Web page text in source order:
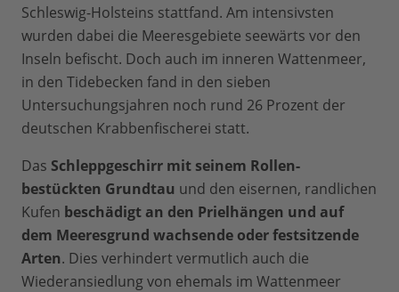
Schleswig-Holsteins stattfand. Am intensivsten
wurden dabei die Meeresgebiete seewärts vor den
Inseln befischt. Doch auch im inneren Wattenmeer,
in den Tidebecken fand in den sieben
Untersuchungsjahren noch rund 26 Prozent der
deutschen Krabbenfischerei statt.
Das Schleppgeschirr mit seinem Rollen-
bestückten Grundtau und den eisernen, randlichen
Kufen beschädigt an den Prielhängen und auf
dem Meeresgrund wachsende oder festsitzende
Arten. Dies verhindert vermutlich auch die
Wiederansiedlung von ehemals im Wattenmeer